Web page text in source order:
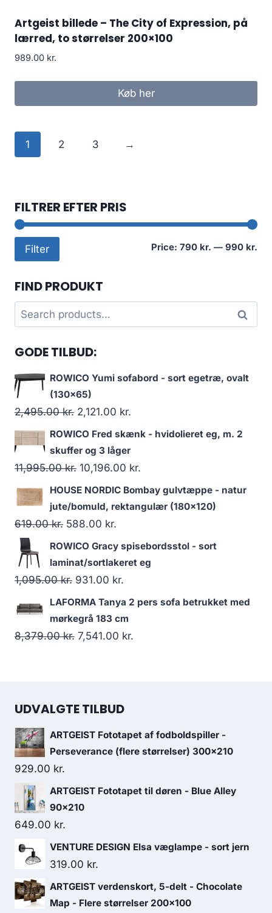
Artgeist billede – The City of Expression, på
lærred, to størrelser 200×100
989.00 kr.
Køb her
1 2 3 →
FILTRER EFTER PRIS
Filter Price: 790 kr. — 990 kr.
FIND PRODUKT
Search
for:
Search
GODE TILBUD:
ROWICO Yumi sofabord - sort egetræ, ovalt
(130x65)
2,495.00kr. 2,121.00 kr.
ROWICO Fred skænk - hvidolieret eg, m. 2
skuffer og 3 låger
11,995.00kr. 10,196.00 kr.
HOUSE NORDIC Bombay gulvtæppe - natur
jute/bomuld, rektangulær (180x120)
619.00kr. 588.00 kr.
ROWICO Gracy spisebordsstol - sort
laminat/sortlakeret eg
1,095.00kr. 931.00 kr.
LAFORMA Tanya 2 pers sofa betrukket med
mørkegrå 183 cm
8,379.00kr. 7,541.00 kr.
UDVALGTE TILBUD
ARTGEIST Fototapet af fodboldspiller -
Perseverance (flere størrelser) 300x210
929.00 kr.
ARTGEIST Fototapet til døren - Blue Alley
90x210
649.00 kr.
VENTURE DESIGN Elsa væglampe - sort jern
319.00 kr.
ARTGEIST verdenskort, 5-delt - Chocolate
Map - Flere størrelser 200x100